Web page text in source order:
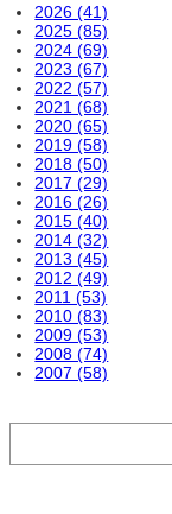
2026 (41)
2025 (85)
2024 (69)
2023 (67)
2022 (57)
2021 (68)
2020 (65)
2019 (58)
2018 (50)
2017 (29)
2016 (26)
2015 (40)
2014 (32)
2013 (45)
2012 (49)
2011 (53)
2010 (83)
2009 (53)
2008 (74)
2007 (58)